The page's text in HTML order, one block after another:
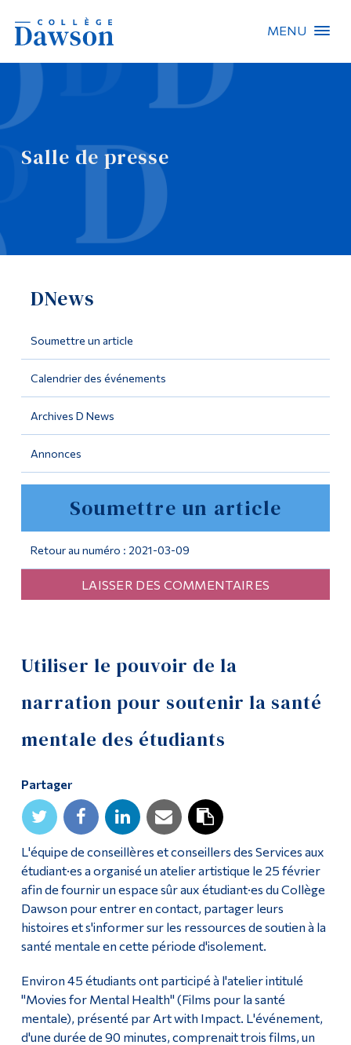
MENU
Salle de presse
DNews
Soumettre un article
Calendrier des événements
Archives D News
Annonces
Soumettre un article
Retour au numéro : 2021-03-09
LAISSER DES COMMENTAIRES
Utiliser le pouvoir de la
narration pour soutenir la santé
mentale des étudiants
Partager
L'équipe de conseillères et conseillers des Services aux
étudiant·es a organisé un atelier artistique le 25 février
afin de fournir un espace sûr aux étudiant·es du Collège
Dawson pour entrer en contact, partager leurs
histoires et s'informer sur les ressources de soutien à la
santé mentale en cette période d'isolement.
Environ 45 étudiants ont participé à l'atelier intitulé
"Movies for Mental Health" (Films pour la santé
mentale), présenté par Art with Impact. L'événement,
d'une durée de 90 minutes, comprenait trois films, un
Recherche sur le site
Recherche de personnes
EN
Omnivox
Outils
Programmes
Formation continue
Admissions
Qui vous êtes
Étudiants actuels
personnel administratif